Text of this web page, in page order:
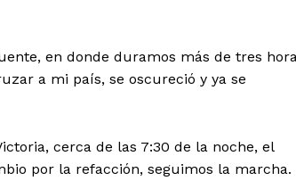
en donde duramos más de tres
a mi país, se oscureció y ya se
cerca de las 7:30 de la noche, el
por la refacción, seguimos la marcha.